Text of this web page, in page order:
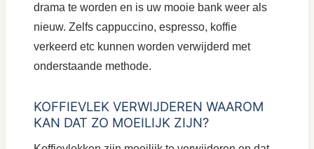
drama te worden en is uw mooie bank weer als
nieuw. Zelfs cappuccino, espresso, koffie
verkeerd etc kunnen worden verwijderd met
onderstaande methode.
KOFFIEVLEK VERWIJDEREN WAAROM
KAN DAT ZO MOEILIJK ZIJN?